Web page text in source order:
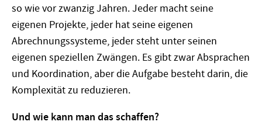
so wie vor zwanzig Jahren. Jeder macht seine
eigenen Projekte, jeder hat seine eigenen
Abrechnungssysteme, jeder steht unter seinen
eigenen speziellen Zwängen. Es gibt zwar Absprachen
und Koordination, aber die Aufgabe besteht darin, die
Komplexität zu reduzieren.
Und wie kann man das schaffen?